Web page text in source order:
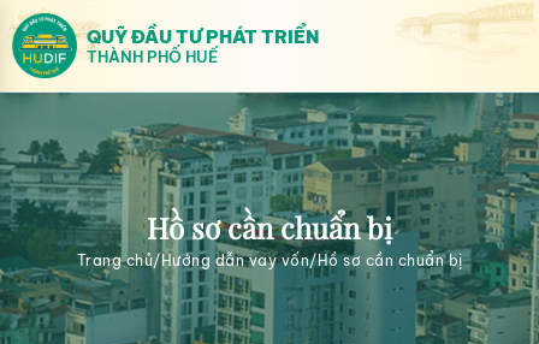
QUỸ ĐẦU TƯ PHÁT TRIỂN
THÀNH PHỐ HUẾ
Hồ sơ cần chuẩn bị
Trang chủ/ Hướng dẫn vay vốn/Hồ sơ cần chuẩn bị